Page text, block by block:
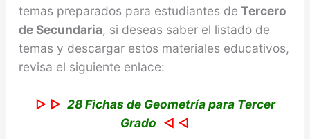
temas preparados para estudiantes de Tercero
de Secundaria, si deseas saber el listado de
temas y descargar estos materiales educativos,
revisa el siguiente enlace:
▷ ▷ 28 Fichas de Geometría para Tercer
Grado ◁ ◁